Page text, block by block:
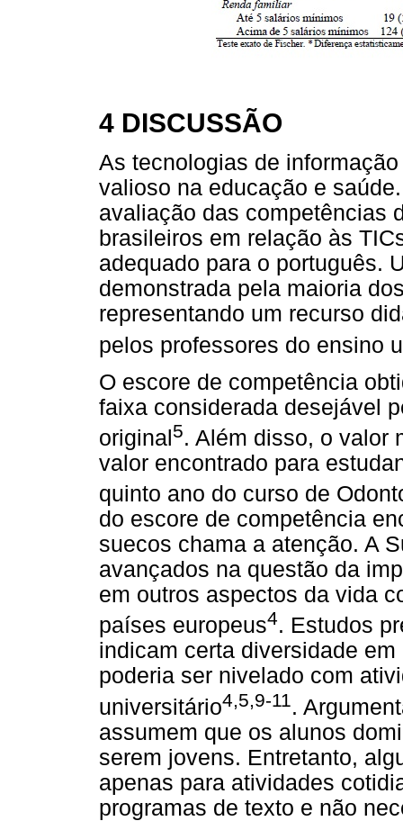
4 DISCUSSÃO
As tecnologias de
valioso na educação e
avaliação das competências
brasileiros em relação às
adequado para o português.
demonstrada pela maioria
representando um recurso
pelos professores do ensino
O escore de competência
faixa considerada desejável
original 5. Além disso, o valor
valor encontrado para
quinto ano do curso de
do escore de competência
suecos chama a atenção. A
avançados na questão da
em outros aspectos da vida
países europeus4. Estudos
indicam certa diversidade
poderia ser nivelado com
universitário4,5,9-11 .
assumem que os alunos
serem jovens. Entretanto,
apenas para atividades
programas de texto e não